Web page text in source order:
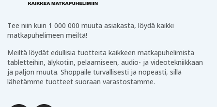
Tee niin kuin 1 000 000 muuta asiakasta, löydä kaikki
matkapuhelimeen meiltä!
Meiltä löydät edullisia tuotteita kaikkeen matkapuhelimista
tabletteihin, älykotiin, pelaamiseen, audio- ja videotekniikkaan
ja paljon muuta. Shoppaile turvallisesti ja nopeasti, sillä
lähetämme tuotteet suoraan varastostamme.